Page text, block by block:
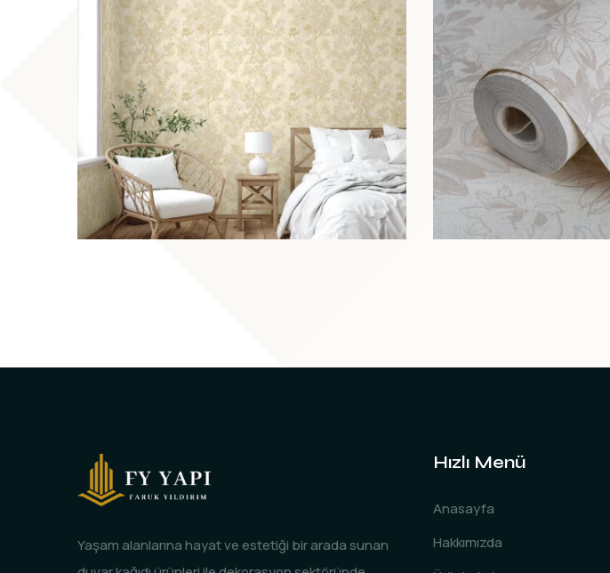
Yaşam alanlarına hayat ve estetiği bir arada sunan
Hızlı Menü
Anasayfa
Hakkımızda